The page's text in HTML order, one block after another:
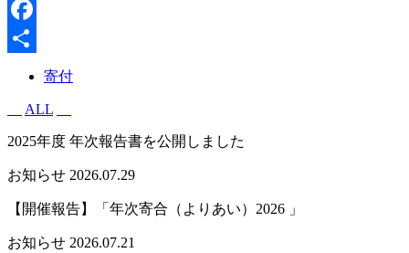
X
Facebook
寄付
ALL
2025年度 年次報告書を公開しました
お知らせ 2026.07.29
【開催報告】「年次寄合（よりあい）2026 」
お知らせ 2026.07.21